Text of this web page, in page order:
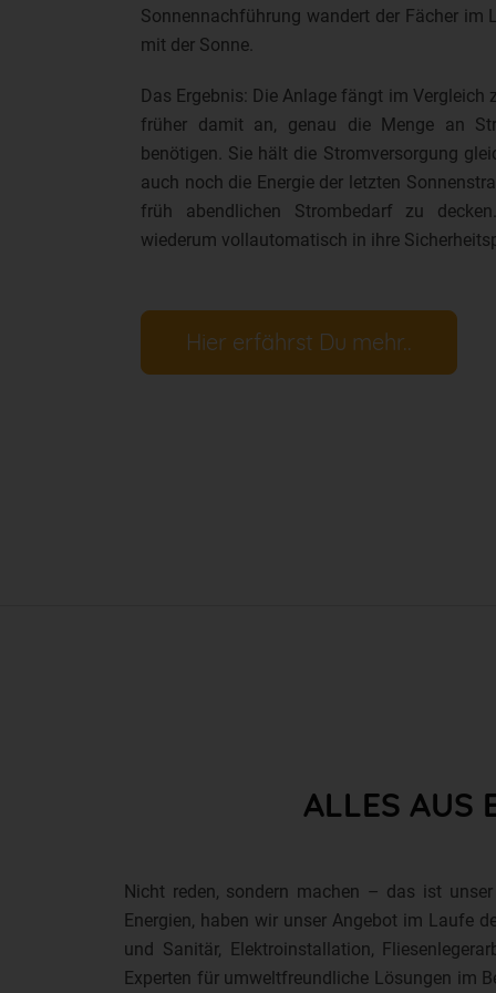
Sonnennachführung wandert der Fächer im
mit der Sonne.
Das Ergebnis: Die Anlage fängt im
früher damit an, genau die Menge an
benötigen. Sie hält die Stromversorgung
auch noch die Energie der letzten
früh abendlichen Strombedarf zu
wiederum vollautomatisch in ihre
Hier erfährst Du mehr..
ALLES AUS
Nicht reden, sondern machen – das ist
Energien, haben wir unser Angebot im Laufe
und Sanitär, Elektroinstallation,
Experten für umweltfreundliche Lösungen im